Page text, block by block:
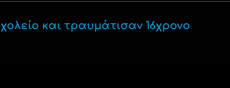
και τραυμάτισαν 16χρονο